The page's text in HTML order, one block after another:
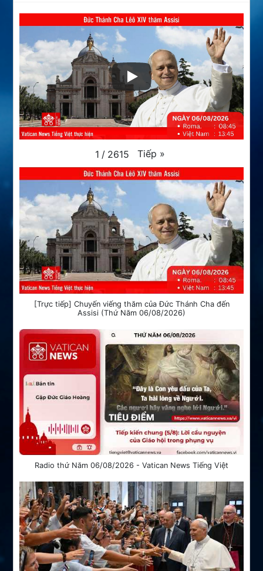
1 / 2615 Tiếp »
[Trực tiếp] Chuyến viếng thăm của Đức Thánh Cha đến
Assisi (Thứ Năm 06/08/2026)
Radio thứ Năm 06/08/2026 - Vatican News Tiếng Việt